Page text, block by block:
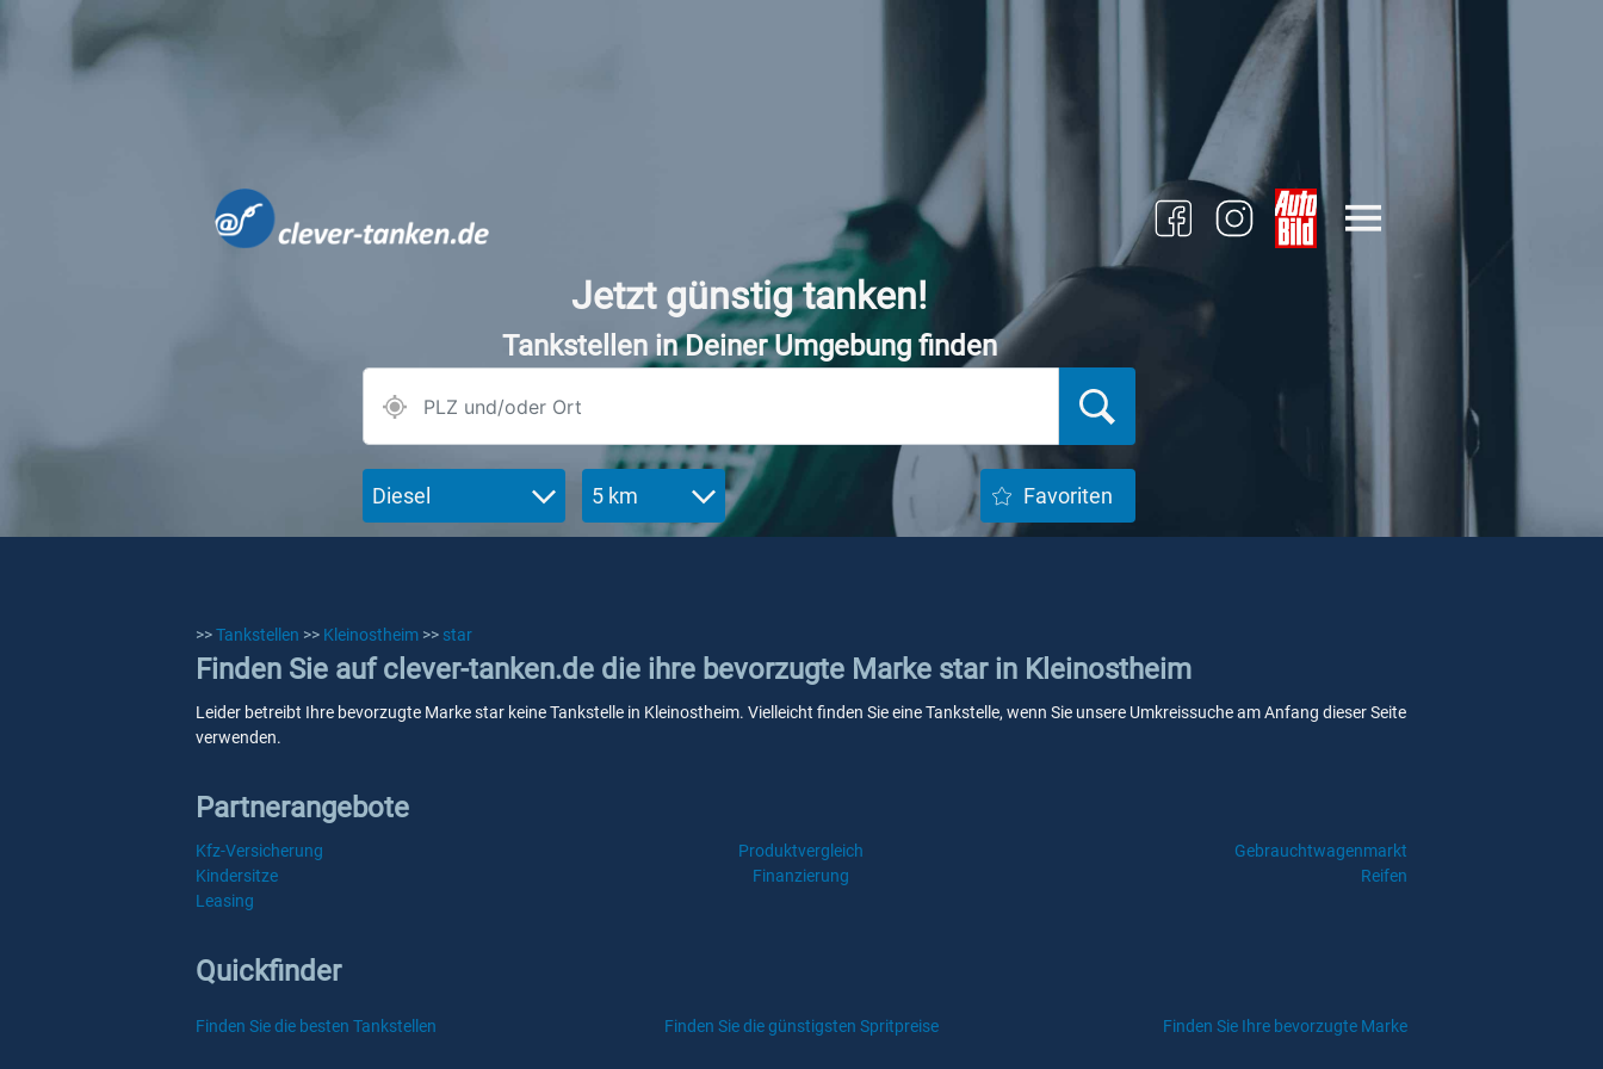
Jetzt günstig tanken!
Tankstellen in Deiner Umgebung finden
Diesel 5 km Favoriten
>>Tankstellen >> Kleinostheim >> star
Finden Sie auf clever-tanken.de die ihre bevorzugte Marke star in Kleinostheim
Leider betreibt Ihre bevorzugte Marke star keine Tankstelle in Kleinostheim. Vielleicht finden Sie eine Tankstelle, wenn Sie unsere Umkreissuche am Anfang dieser Seite
verwenden.
Partnerangebote
Kfz-Versicherung Produktvergleich
Gebrauchtwagenmarkt
Kindersitze
Finanzierung
Reifen
Leasing
Quickfinder
Finden Sie die besten Tankstellen Finden Sie die günstigsten Spritpreise Finden Sie Ihre bevorzugte Marke